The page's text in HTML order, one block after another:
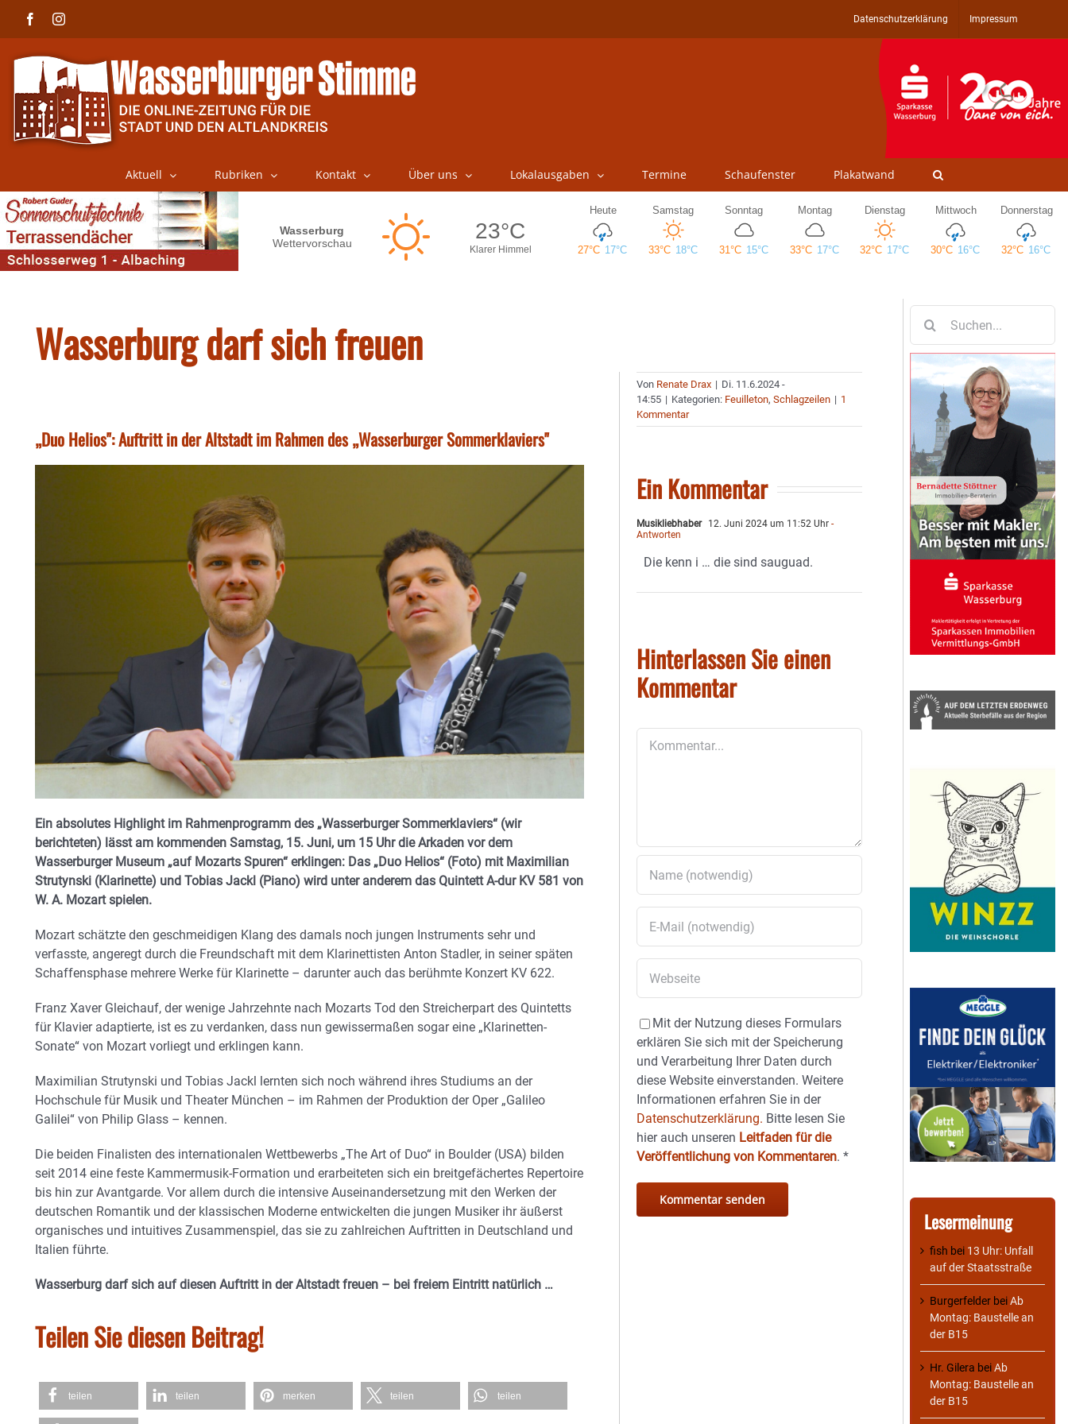
FacebookInstagram Datenschutzerklärung Impressum
Aktuell Rubriken Kontakt Über uns Lokalausgaben Termine Schaufenster Plakatwand
Wasserburg darf sich freuen
„Duo Helios": Auftritt in der Altstadt im Rahmen des „Wasserburger Sommerklaviers"
Ein absolutes Highlight im Rahmenprogramm des „Wasserburger Sommerklaviers“ (wir
berichteten) lässt am kommenden Samstag, 15. Juni, um 15 Uhr die Arkaden vor dem
Wasserburger Museum „auf Mozarts Spuren“ erklingen: Das „Duo Helios“ (Foto) mit Maximilian
Strutynski (Klarinette) und Tobias Jackl (Piano) wird unter anderem das Quintett A-dur KV 581 von
W. A. Mozart spielen.
Mozart schätzte den geschmeidigen Klang des damals noch jungen Instruments sehr und
verfasste, angeregt durch die Freundschaft mit dem Klarinettisten Anton Stadler, in seiner späten
Schaffensphase mehrere Werke für Klarinette – darunter auch das berühmte Konzert KV 622.
Franz Xaver Gleichauf, der wenige Jahrzehnte nach Mozarts Tod den Streicherpart des Quintetts
für Klavier adaptierte, ist es zu verdanken, dass nun gewissermaßen sogar eine „Klarinetten-
Sonate“ von Mozart vorliegt und erklingen kann.
Maximilian Strutynski und Tobias Jackl lernten sich noch während ihres Studiums an der
Hochschule für Musik und Theater München – im Rahmen der Produktion der Oper „Galileo
Galilei“ von Philip Glass – kennen.
Die beiden Finalisten des internationalen Wettbewerbs „The Art of Duo“ in Boulder (USA) bilden
seit 2014 eine feste Kammermusik-Formation und erarbeiteten sich ein breitgefächertes Repertoire
bis hin zur Avantgarde. Vor allem durch die intensive Auseinandersetzung mit den Werken der
deutschen Romantik und der klassischen Moderne entwickelten die jungen Musiker ihr äußerst
organisches und intuitives Zusammenspiel, das sie zu zahlreichen Auftritten in Deutschland und
Italien führte.
Wasserburg darf sich auf diesen Auftritt in der Altstadt freuen – bei freiem Eintritt natürlich …
Teilen Sie diesen Beitrag!
teilen teilen merken teilen teilen
Von Renate Drax | Di. 11.6.2024 -
14:55 | Kategorien: Feuilleton,Schlagzeilen | 1
Kommentar
Ein Kommentar
Musikliebhaber 12. Juni 2024 um 11:52 Uhr -
Antworten
Die kenn i … die sind sauguad.
Hinterlassen Sie einen
Kommentar
Mit der Nutzung dieses Formulars
erklären Sie sich mit der Speicherung
und Verarbeitung Ihrer Daten durch
diese Website einverstanden. Weitere
Informationen erfahren Sie in der
Datenschutzerklärung. Bitte lesen Sie
hier auch unseren Leitfaden für die
Veröffentlichung von Kommentaren.*
nach:
Lesermeinung
fish bei 13 Uhr: Unfall
auf der Staatsstraße
Burgerfelder beiAb
Montag: Baustelle an
der B15
Hr. Gilera beiAb
Montag: Baustelle an
der B15